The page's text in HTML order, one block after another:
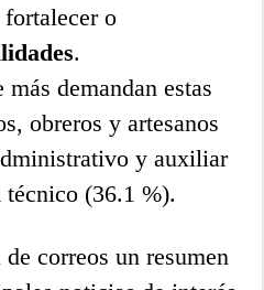
fortalecer o
.
más demandan estas
obreros y artesanos
y auxiliar
técnico (36.1 %).
correos un resumen